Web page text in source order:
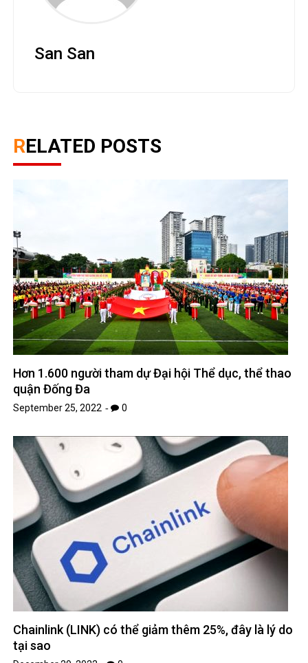
San San
RELATED POSTS
Hơn 1.600 người tham dự Đại hội Thể dục, thể thao
quận Đống Đa
September 25, 2022 0
Chainlink (LINK) có thể giảm thêm 25%, đây là lý do
tại sao